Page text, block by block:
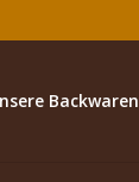
Backwaren